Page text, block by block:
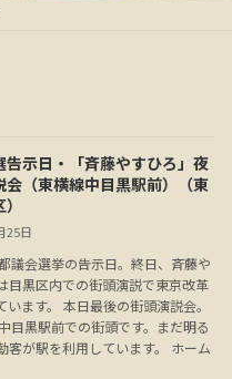
告示日・「斉藤やすひろ」夜
会（東横線中目黒駅前）（東
25日
議会選挙の告示日。終日、斉藤や
目黒区内での街頭演説で東京改革
います。 本日最後の街頭演説会。
目黒駅前での街頭です。まだ明る
客が駅を利用しています。 ホーム